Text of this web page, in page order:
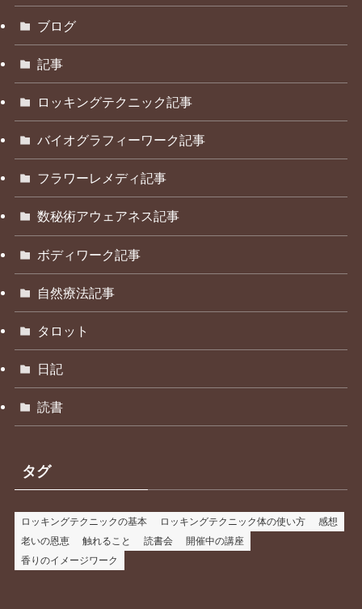
ブログ
記事
ロッキングテクニック記事
バイオグラフィーワーク記事
フラワーレメディ記事
数秘術アウェアネス記事
ボディワーク記事
自然療法記事
タロット
日記
読書
タグ
ロッキングテクニックの基本 ロッキングテクニック体の使い方
感想
老いの恩恵
触れること 読書会
開催中の講座
香りのイメージワーク